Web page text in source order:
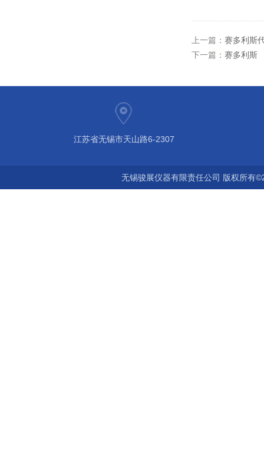
上一篇： 赛多利斯
下一篇： 赛多利斯
江苏省无锡市天山路6-2307
无锡骏展仪器有限责任公司 版权所有